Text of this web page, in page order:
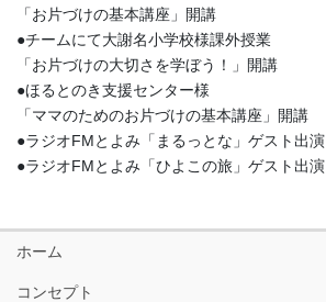
「お片づけの基本講座」開講
●チームにて大謝名小学校様課外授業
「お片づけの大切さを学ぼう！」開講
●ほるとのき支援センター様
「ママのためのお片づけの基本講座」開講
●ラジオFMとよみ「まるっとな」ゲスト出演
●ラジオFMとよみ「ひよこの旅」ゲスト出演
ホーム
コンセプト